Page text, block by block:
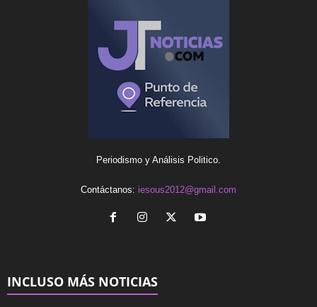
Periodismo y Análisis Politico.
Contáctanos: iesous2012@gmail.com
INCLUSO MÁS NOTICIAS